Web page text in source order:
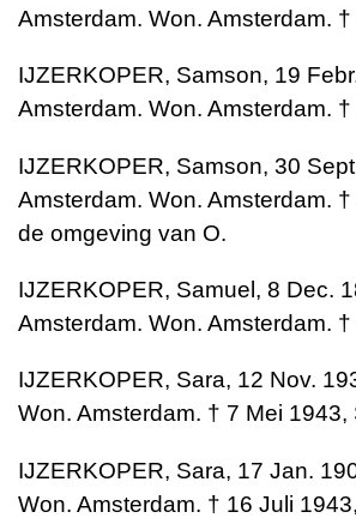
Amsterdam. Won. Amsterdam.
IJZERKOPER, Samson, 19
Amsterdam. Won. Amsterdam.
IJZERKOPER, Samson, 30
Amsterdam. Won. Amsterdam.
de omgeving van O.
IJZERKOPER, Samuel, 8 Dec.
Amsterdam. Won. Amsterdam.
IJZERKOPER, Sara, 12 Nov.
Won. Amsterdam. † 7 Mei 1943,
IJZERKOPER, Sara, 17 Jan.
Won. Amsterdam. † 16 Juli